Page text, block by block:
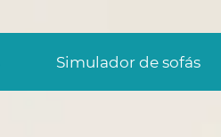
Simulador de sofás